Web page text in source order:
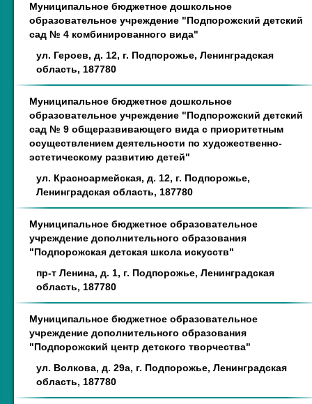
Муниципальное бюджетное дошкольное
образовательное учреждение "Подпорожский детский
сад № 4 комбинированного вида"
ул. Героев, д. 12, г. Подпорожье, Ленинградская
область, 187780
Муниципальное бюджетное дошкольное
образовательное учреждение "Подпорожский детский
сад № 9 общеразвивающего вида с приоритетным
осуществлением деятельности по художественно-
эстетическому развитию детей"
ул. Красноармейская, д. 12, г. Подпорожье,
Ленинградская область, 187780
Муниципальное бюджетное образовательное
учреждение дополнительного образования
"Подпорожская детская школа искусств"
пр-т Ленина, д. 1, г. Подпорожье, Ленинградская
область, 187780
Муниципальное бюджетное образовательное
учреждение дополнительного образования
"Подпорожский центр детского творчества"
ул. Волкова, д. 29а, г. Подпорожье, Ленинградская
область, 187780